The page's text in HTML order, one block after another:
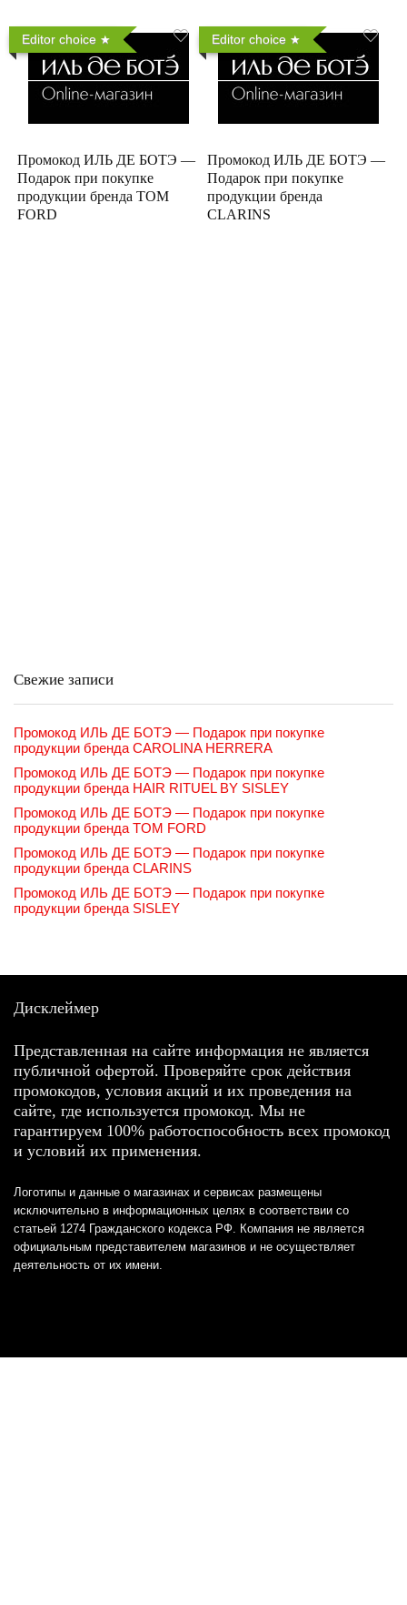
Editor choice
Промокод ИЛЬ ДЕ БОТЭ —
Подарок при покупке
продукции бренда TOM
FORD
Editor choice
Промокод ИЛЬ ДЕ БОТЭ —
Подарок при покупке
продукции бренда
CLARINS
Свежие записи
Промокод ИЛЬ ДЕ БОТЭ — Подарок при покупке
продукции бренда CAROLINA HERRERA
Промокод ИЛЬ ДЕ БОТЭ — Подарок при покупке
продукции бренда HAIR RITUEL BY SISLEY
Промокод ИЛЬ ДЕ БОТЭ — Подарок при покупке
продукции бренда TOM FORD
Промокод ИЛЬ ДЕ БОТЭ — Подарок при покупке
продукции бренда CLARINS
Промокод ИЛЬ ДЕ БОТЭ — Подарок при покупке
продукции бренда SISLEY
Дисклеймер
Представленная на сайте информация не является
публичной офертой. Проверяйте срок действия
промокодов, условия акций и их проведения на
сайте, где используется промокод. Мы не
гарантируем 100% работоспособность всех промокод
и условий их применения.
Логотипы и данные о магазинах и сервисах размещены
исключительно в информационных целях в соответствии со
статьей 1274 Гражданского кодекса РФ. Компания не является
официальным представителем магазинов и не осуществляет
деятельность от их имени.